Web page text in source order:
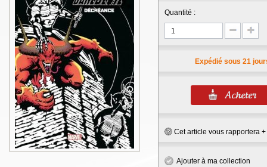
Quantité :
Expédié sous 21
Cet article vous rapportera +
Ajouter à ma collection